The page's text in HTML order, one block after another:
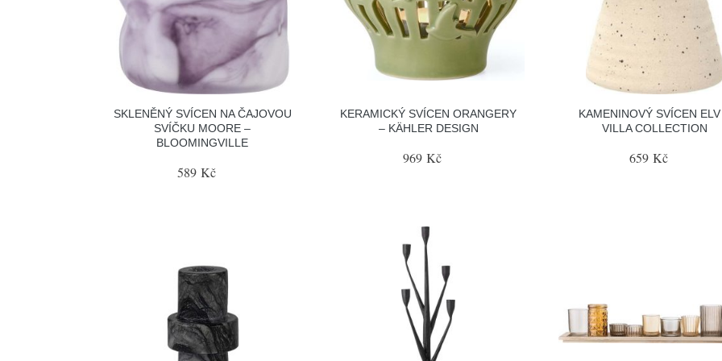
SKLENĚNÝ SVÍCEN NA ČAJOVOU
SVÍČKU MOORE –
BLOOMINGVILLE
589 Kč
KERAMICKÝ SVÍCEN ORANGERY
– KÄHLER DESIGN
969 Kč
KAMENINOVÝ SVÍCEN
VILLA COLLECTION
659 Kč